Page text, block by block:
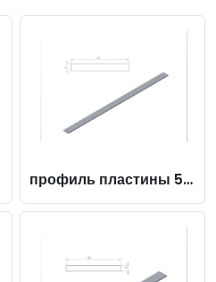
профиль пластины 50